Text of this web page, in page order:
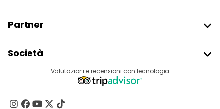
Partner
Accesso Del Fornitore
Programma Di Affiliazione
Società
Destinazioni
Contattaci
Valutazioni e recensioni con tecnologia